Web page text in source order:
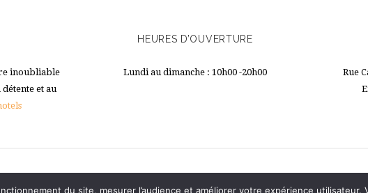
du site, mesurer l’audience et améliorer votre expérience
inoubliable
et au
HEURES D’OUVERTURE
Lundi au dimanche : 10h00 -20h00
Rue